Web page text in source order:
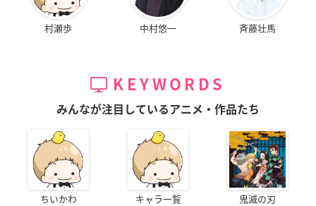
村瀬歩 中村悠一 斉藤壮馬
KEYWORDS
みんなが注目しているアニメ・作品たち
ちいかわ キャラ一覧 鬼滅の刃